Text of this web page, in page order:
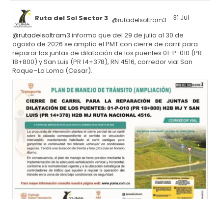
Ruta del Sol Sector 3 @rutadelsoltram3 · 31 Jul
@rutadelsoltram3 informa que del 29 de julio al 30 de
agosto de 2026 se amplía el PMT con cierre de carril para
reparar las juntas de dilatación de los puentes 01-P-010 (PR
18+800) y San Luis (PR 14+378), RN 4516, corredor vial San
Roque–La Loma (Cesar).